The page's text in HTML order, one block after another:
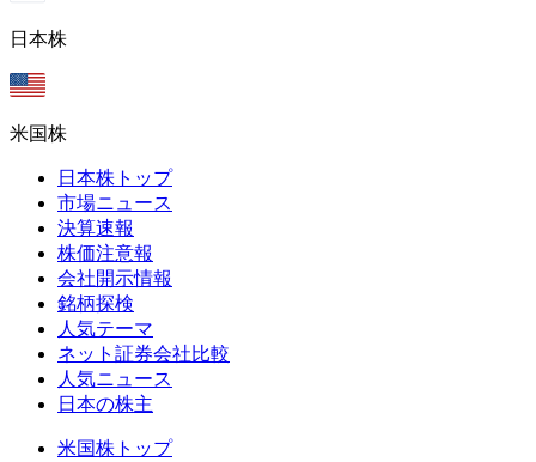
日本株
米国株
日本株トップ
市場ニュース
決算速報
株価注意報
会社開示情報
銘柄探検
人気テーマ
ネット証券会社比較
人気ニュース
日本の株主
米国株トップ